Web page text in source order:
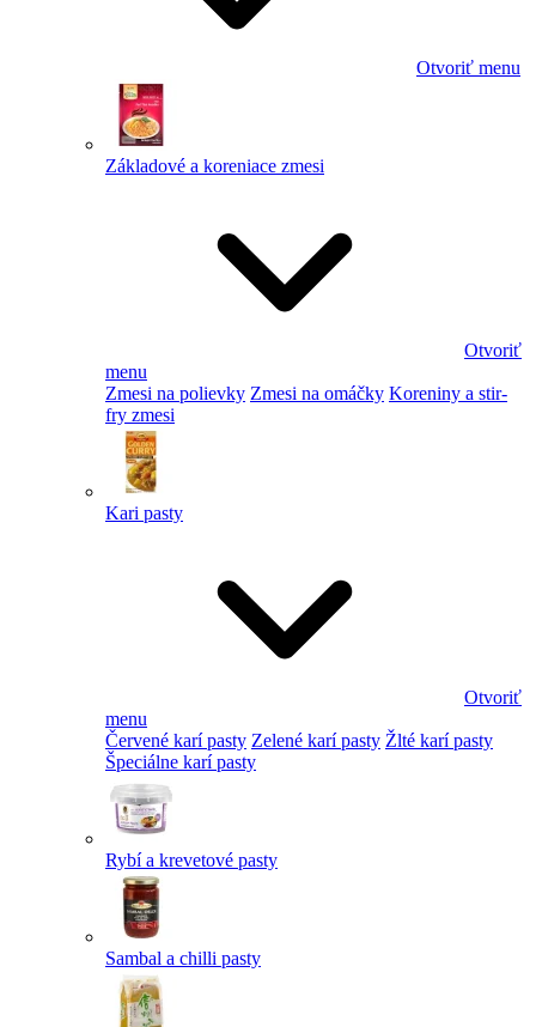
Otvoriť menu
Základové a koreniace zmesi
Otvoriť
menu
Zmesi na polievky Zmesi na omáčky Koreniny a stir-
fry zmesi
Kari pasty
Otvoriť
menu
Červené karí pasty Zelené karí pasty Žlté karí pasty
Špeciálne karí pasty
Rybí a krevetové pasty
Sambal a chilli pasty